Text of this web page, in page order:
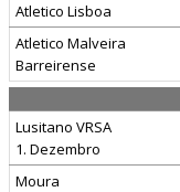
Atletico Lisboa
Atletico Malveira
Barreirense
Lusitano VRSA
1. Dezembro
Moura